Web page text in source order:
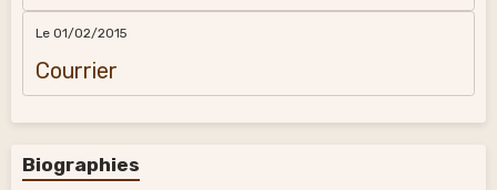
Le 01/02/2015
Courrier
Biographies